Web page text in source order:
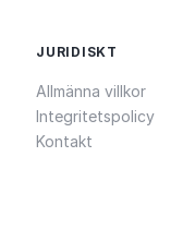
JURIDISKT
Allmänna villkor
Integritetspolicy
Kontakt